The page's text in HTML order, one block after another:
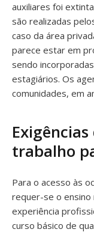
auxiliares foi
são realizadas
caso da área
parece estar em
sendo
estagiários. Os
comunidades, em
trabalho
Para o acesso às
requer-se o ensino
experiência
curso básico de